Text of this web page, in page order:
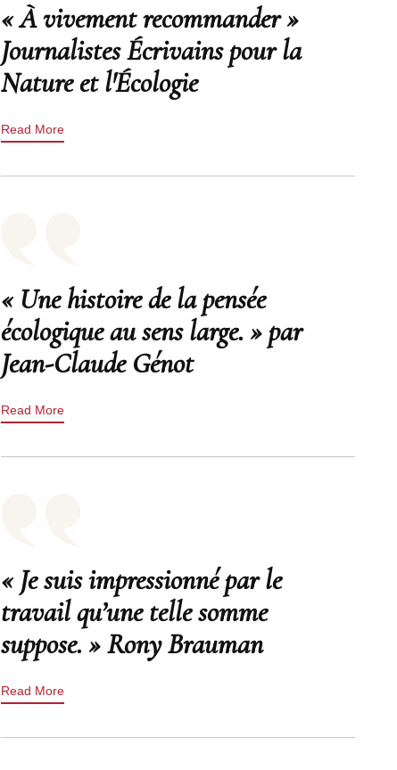
« À vivement recommander »
Journalistes Écrivains pour la
Nature et l'Écologie
Read More
« Une histoire de la pensée
écologique au sens large. » par
Jean-Claude Génot
Read More
« Je suis impressionné par le
travail qu’une telle somme
suppose. » Rony Brauman
Read More